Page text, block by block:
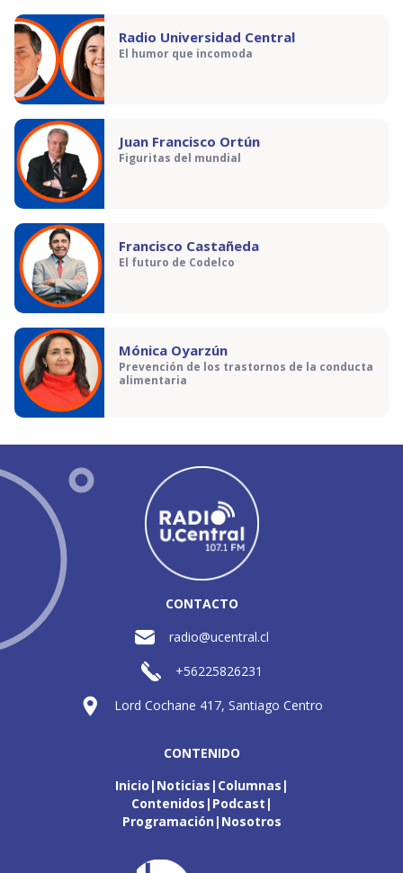
Radio Universidad Central
El humor que incomoda
Juan Francisco Ortún
Figuritas del mundial
Francisco Castañeda
El futuro de Codelco
Mónica Oyarzún
Prevención de los trastornos de la conducta
alimentaria
CONTACTO
radio@ucentral.cl
+56225826231
Lord Cochane 417, Santiago Centro
CONTENIDO
Inicio Noticias Columnas
Contenidos Podcast
Programación Nosotros